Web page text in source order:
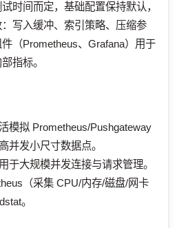
时间而定，基础配置保持默认，
写入缓冲、索引策略、压缩参
（Prometheus、Grafana）用于
指标。
模拟 Prometheus/Pushgateway
并发小尺寸数据点。
于大规模并发连接与请求管理。
（采集 CPU/内存/磁盘/网卡
。